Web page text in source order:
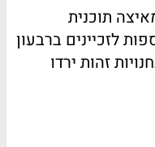
תוכנית
חנויות נוספות לזכיינים ברבעון
בחנויות זהות ירדו